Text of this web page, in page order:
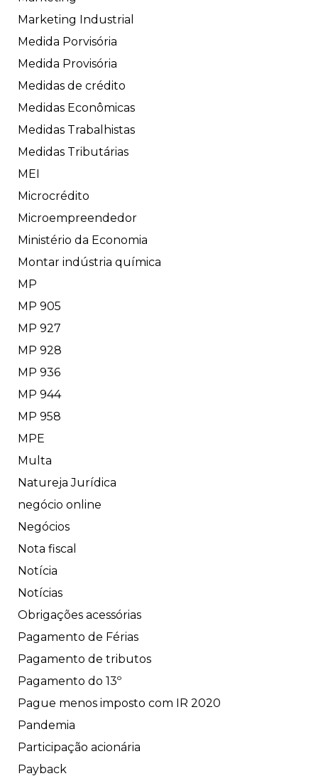
Marketing Industrial
Medida Porvisória
Medida Provisória
Medidas de crédito
Medidas Econômicas
Medidas Trabalhistas
Medidas Tributárias
MEI
Microcrédito
Microempreendedor
Ministério da Economia
Montar indústria química
MP
MP 905
MP 927
MP 928
MP 936
MP 944
MP 958
MPE
Multa
Natureja Jurídica
negócio online
Negócios
Nota fiscal
Notícia
Notícias
Obrigações acessórias
Pagamento de Férias
Pagamento de tributos
Pagamento do 13º
Pague menos imposto com IR 2020
Pandemia
Participação acionária
Payback